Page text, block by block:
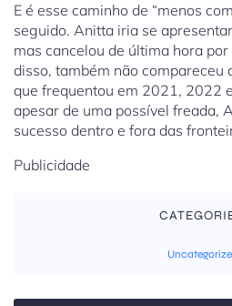
E é esse caminho de “menos
seguido. Anitta iria se
mas cancelou de última hora
disso, também não compareceu
que frequentou em 2021, 2022
apesar de uma possível freada,
sucesso dentro e fora das
Publicidade